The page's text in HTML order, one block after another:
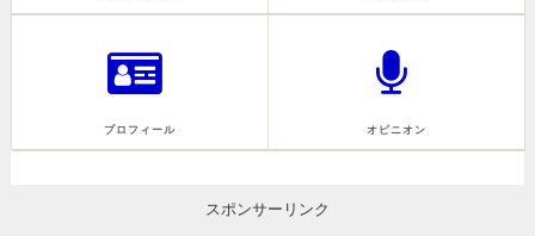
プロフィール オピニオン
スポンサーリンク